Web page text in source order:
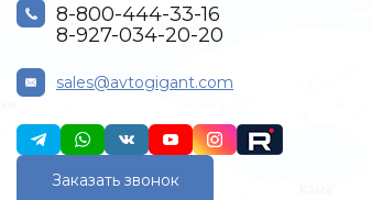
8-800-444-33-16
8-927-034-20-20
sales@avtogigant.com
Заказать звонок